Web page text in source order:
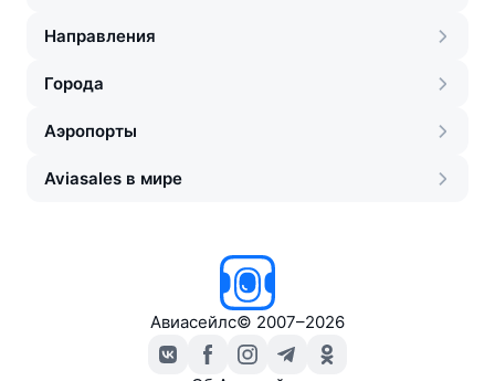
Направления
Города
Аэропорты
Aviasales в мире
Авиасейлс© 2007–2026